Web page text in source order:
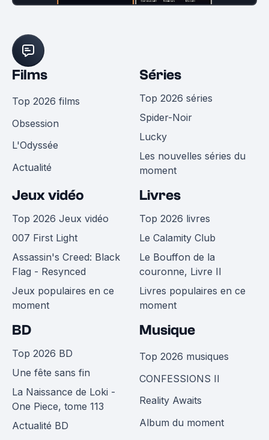
Films
Top 2026 films
Obsession
L'Odyssée
Actualité
Séries
Top 2026 séries
Spider-Noir
Lucky
Les nouvelles séries du
moment
Jeux vidéo
Top 2026 Jeux vidéo
007 First Light
Assassin's Creed: Black
Flag - Resynced
Jeux populaires en ce
moment
Livres
Top 2026 livres
Le Calamity Club
Le Bouffon de la
couronne, Livre II
Livres populaires en ce
moment
BD
Top 2026 BD
Une fête sans fin
La Naissance de Loki -
One Piece, tome 113
Actualité BD
Musique
Top 2026 musiques
CONFESSIONS II
Reality Awaits
Album du moment